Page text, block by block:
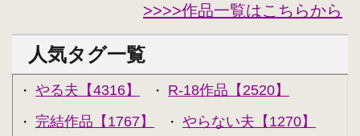
>>>>作品一覧はこちらから
人気タグ一覧
・ やる夫【4316】 ・ R-18作品【2520】
・ 完結作品【1767】 ・ やらない夫【1270】